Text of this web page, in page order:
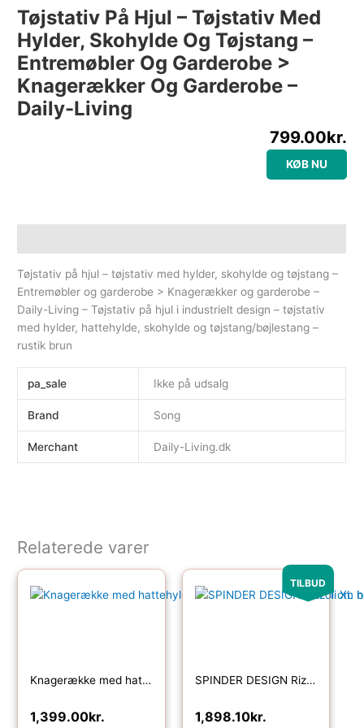
Tøjstativ På Hjul – Tøjstativ Med
Hylder, Skohylde Og Tøjstang –
Entremøbler Og Garderobe >
Knagerækker Og Garderobe –
Daily-Living
799.00kr.
KØB NU
Tøjstativ på hjul – tøjstativ med hylder, skohylde og tøjstang –
Entremøbler og garderobe > Knagerækker og garderobe –
Daily-Living – Tøjstativ på hjul i industrielt design – tøjstativ
med hylder, hattehylde, skohylde og tøjstang/bøjlestang –
rustik brun
pa_sale Ikke på udsalg
Brand Song
Merchant Daily-Living.dk
Relaterede varer
Knagerække med hattehylde, ægte træ, naturfarvet, 71 cm bred
1,399.00kr.
TILBUD
SPINDER DESIGN Rizzoli XL hattehylde, m. 10 knager og 1 bøjlestang – natur eg og sort stål
Den oprindelige pris var:
1,898.10kr.
Den aktuelle